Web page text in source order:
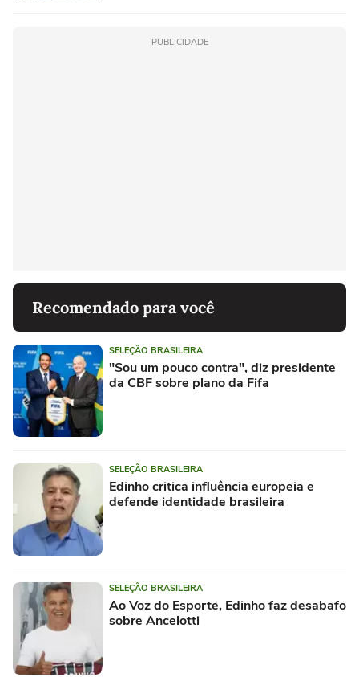
PUBLICIDADE
Recomendado para você
SELEÇÃO BRASILEIRA
"Sou um pouco contra", diz presidente
da CBF sobre plano da Fifa
SELEÇÃO BRASILEIRA
Edinho critica influência europeia e
defende identidade brasileira
SELEÇÃO BRASILEIRA
Ao Voz do Esporte, Edinho faz desabafo
sobre Ancelotti